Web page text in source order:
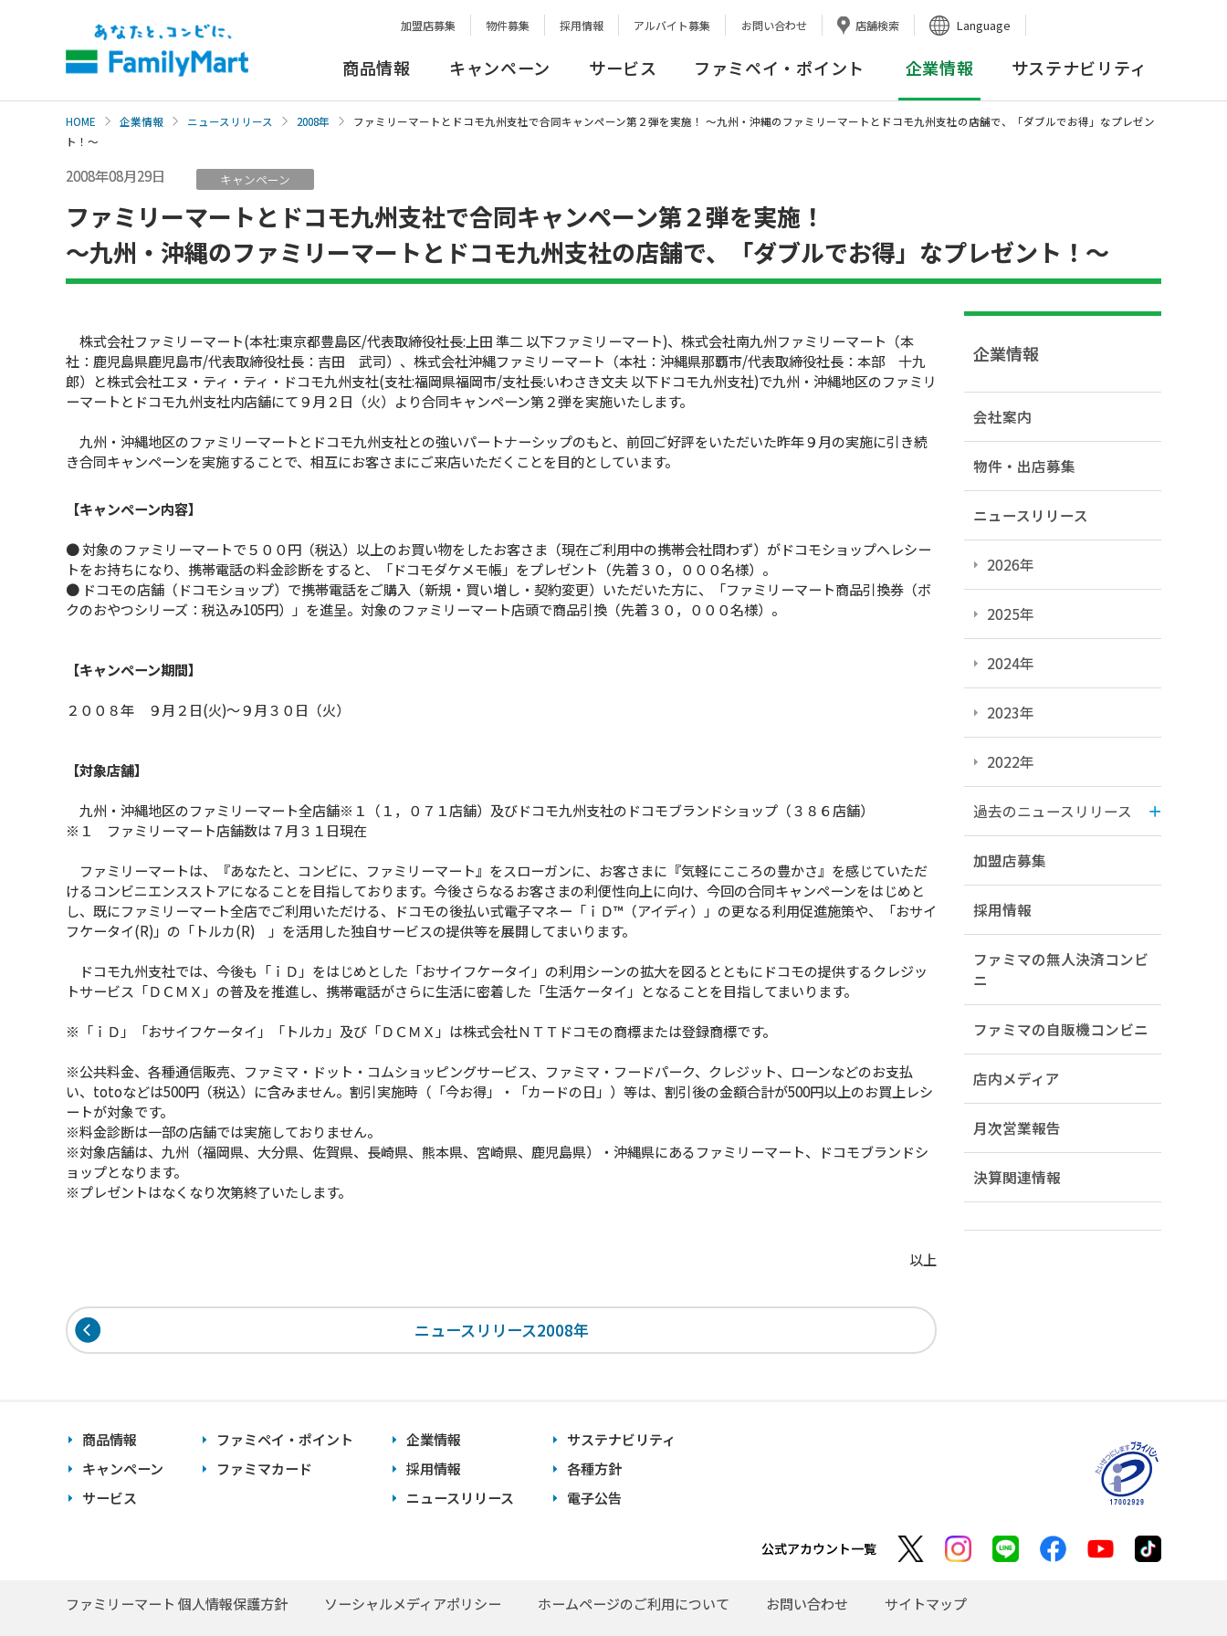
加盟店募集 物件募集 採用情報 アルバイト募集 お問い合わせ 店舗検索 Language
商品情報 キャンペーン サービス ファミペイ・ポイント 企業情報 サステナビリティ
HOME 企業情報 ニュースリリース 2008年
ファミリーマートとドコモ九州支社で合同キャンペーン第２弾を実施！ 〜九州・沖縄のファミリーマートとドコモ九州支社の店舗で、「ダブルでお得」なプレゼン
ト！〜
2008年08月29日 キャンペーン
ファミリーマートとドコモ九州支社で合同キャンペーン第２弾を実施！
〜九州・沖縄のファミリーマートとドコモ九州支社の店舗で、「ダブルでお得」なプレゼント！〜
株式会社ファミリーマート(本社:東京都豊島区/代表取締役社長:上田 準二 以下ファミリーマート)、株式会社南九州ファミリーマート（本
社：鹿児島県鹿児島市/代表取締役社長：吉田 武司）、株式会社沖縄ファミリーマート（本社：沖縄県那覇市/代表取締役社長：本部 十九
郎）と株式会社エヌ・ティ・ティ・ドコモ九州支社(支社:福岡県福岡市/支社長:いわさき文夫 以下ドコモ九州支社)で九州・沖縄地区のファミリ
ーマートとドコモ九州支社内店舗にて９月２日（火）より合同キャンペーン第２弾を実施いたします。
九州・沖縄地区のファミリーマートとドコモ九州支社との強いパートナーシップのもと、前回ご好評をいただいた昨年９月の実施に引き続
き合同キャンペーンを実施することで、相互にお客さまにご来店いただくことを目的としています。
【キャンペーン内容】
● 対象のファミリーマートで５００円（税込）以上のお買い物をしたお客さま（現在ご利用中の携帯会社問わず）がドコモショップへレシー
トをお持ちになり、携帯電話の料金診断をすると、「ドコモダケメモ帳」をプレゼント（先着３０，０００名様）。
● ドコモの店舗（ドコモショップ）で携帯電話をご購入（新規・買い増し・契約変更）いただいた方に、「ファミリーマート商品引換券（ボ
クのおやつシリーズ：税込み105円）」を進呈。対象のファミリーマート店頭で商品引換（先着３０，０００名様）。
【キャンペーン期間】
２００８年 ９月２日(火)〜９月３０日（火）
【対象店舗】
九州・沖縄地区のファミリーマート全店舗※１（１，０７１店舗）及びドコモ九州支社のドコモブランドショップ（３８６店舗）
※１ ファミリーマート店舗数は７月３１日現在
ファミリーマートは、『あなたと、コンビに、ファミリーマート』をスローガンに、お客さまに『気軽にこころの豊かさ』を感じていただ
けるコンビニエンスストアになることを目指しております。今後さらなるお客さまの利便性向上に向け、今回の合同キャンペーンをはじめと
し、既にファミリーマート全店でご利用いただける、ドコモの後払い式電子マネー「ｉＤ™（アイディ）」の更なる利用促進施策や、「おサイ
フケータイ(R)」の「トルカ(R) 」を活用した独自サービスの提供等を展開してまいります。
ドコモ九州支社では、今後も「ｉＤ」をはじめとした「おサイフケータイ」の利用シーンの拡大を図るとともにドコモの提供するクレジッ
トサービス「ＤＣＭＸ」の普及を推進し、携帯電話がさらに生活に密着した「生活ケータイ」となることを目指してまいります。
※「ｉＤ」「おサイフケータイ」「トルカ」及び「ＤＣＭＸ」は株式会社ＮＴＴドコモの商標または登録商標です。
※公共料金、各種通信販売、ファミマ・ドット・コムショッピングサービス、ファミマ・フードパーク、クレジット、ローンなどのお支払
い、totoなどは500円（税込）に含みません。割引実施時（「今お得」・「カードの日」）等は、割引後の金額合計が500円以上のお買上レシ
ートが対象です。
※料金診断は一部の店舗では実施しておりません。
※対象店舗は、九州（福岡県、大分県、佐賀県、長崎県、熊本県、宮崎県、鹿児島県）・沖縄県にあるファミリーマート、ドコモブランドシ
ョップとなります。
※プレゼントはなくなり次第終了いたします。
以上
ニュースリリース2008年
企業情報
会社案内
物件・出店募集
ニュースリリース
2026年
2025年
2024年
2023年
2022年
過去のニュースリリース
加盟店募集
採用情報
ファミマの無人決済コンビ
ニ
ファミマの自販機コンビニ
店内メディア
月次営業報告
決算関連情報
商品情報
キャンペーン
サービス
ファミペイ・ポイント
ファミマカード
企業情報
採用情報
ニュースリリース
サステナビリティ
各種方針
電子公告
公式アカウント一覧
ファミリーマート 個人情報保護方針 ソーシャルメディアポリシー ホームページのご利用について お問い合わせ サイトマップ